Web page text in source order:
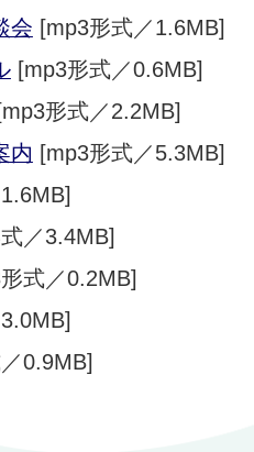
会 [mp3形式／1.6MB]
[mp3形式／0.6MB]
[mp3形式／2.2MB]
内 [mp3形式／5.3MB]
／3.4MB]
式／0.2MB]
0.9MB]